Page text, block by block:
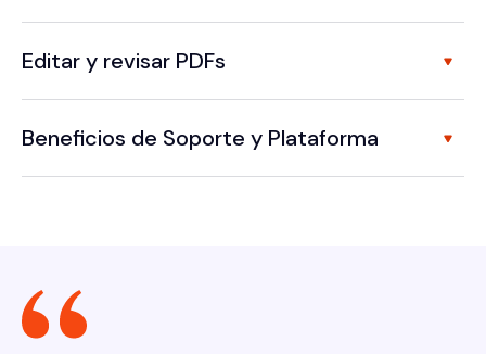
Editar y revisar PDFs
Beneficios de Soporte y Plataforma